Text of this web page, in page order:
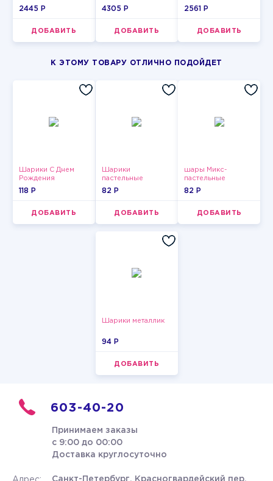
2445 P
ДОБАВИТЬ
4305 P
ДОБАВИТЬ
мужчин-11
2561 P
ДОБАВИТЬ
К ЭТОМУ ТОВАРУ ОТЛИЧНО ПОДОЙДЕТ
Шарики С Днем
Рождения
118 P
ДОБАВИТЬ
Шарики
пастельные
82 P
ДОБАВИТЬ
шары Микс-
пастельные
82 P
ДОБАВИТЬ
Шарики металлик
94 P
ДОБАВИТЬ
603-40-20
Принимаем заказы
с 9:00 до 00:00
Доставка круглосуточно
Санкт-Петербург, Красногвардейский пер.